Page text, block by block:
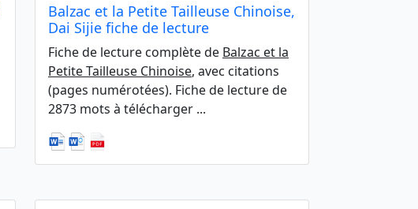
Balzac et la Petite Tailleuse Chinoise,
Dai Sijie fiche de lecture
Fiche de lecture complète de Balzac et la
Petite Tailleuse Chinoise, avec citations
(pages numérotées). Fiche de lecture de
2873 mots à télécharger ...